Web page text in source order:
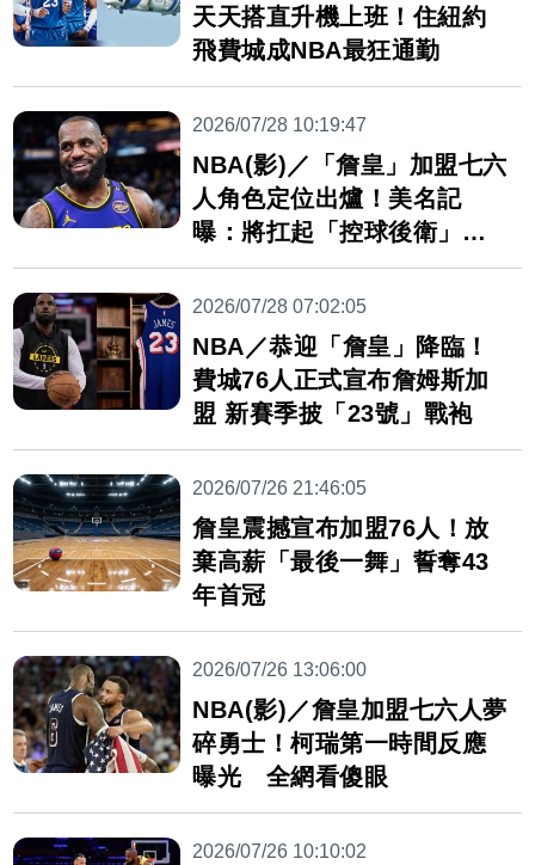
天天搭直升機上班！住紐約
飛費城成NBA最狂通勤
2026/07/28 10:19:47
NBA(影)／「詹皇」加盟七六
人角色定位出爐！美名記
曝：將扛起「控球後衛」重
任
2026/07/28 07:02:05
NBA／恭迎「詹皇」降臨！
費城76人正式宣布詹姆斯加
盟 新賽季披「23號」戰袍
2026/07/26 21:46:05
詹皇震撼宣布加盟76人！放
棄高薪「最後一舞」誓奪43
年首冠
2026/07/26 13:06:00
NBA(影)／詹皇加盟七六人夢
碎勇士！柯瑞第一時間反應
曝光 全網看傻眼
2026/07/26 10:10:02